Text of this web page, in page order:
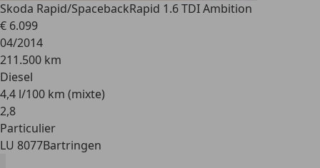
Skoda Rapid/SpacebackRapid 1.6 TDI Ambition
€ 6.099
04/2014
211.500 km
Diesel
4,4 l/100 km (mixte)
2,8
Particulier
LU 8077Bartringen